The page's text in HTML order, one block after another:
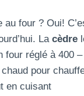
au four ? Oui!
La cèdre
four réglé à 400 –
pour
en cuisant